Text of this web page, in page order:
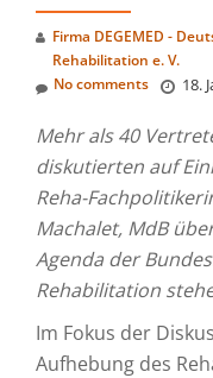
Firma DEGEMED -
Rehabilitation e. V.
18.
No comments
Mehr als 40
diskutierten auf
Reha-
Machalet, MdB
Agenda der
Rehabilitation
Im Fokus der
Aufhebung des